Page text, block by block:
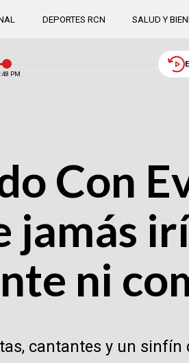
DEPORTES RCN SALUD Y
PM
Con
jamás
ni
cantantes y un